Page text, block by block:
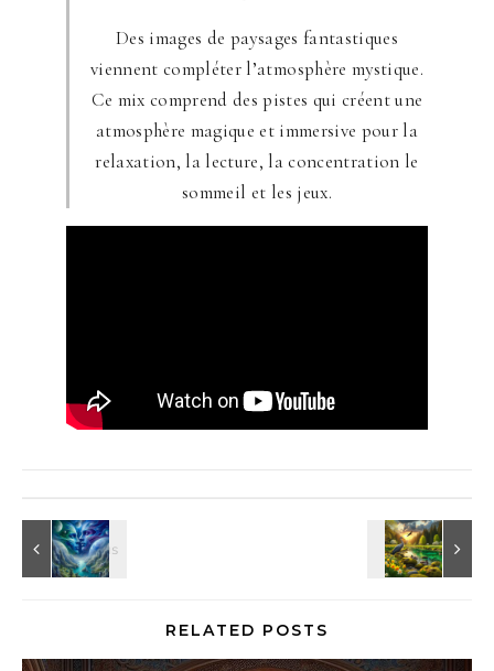
Des images de paysages fantastiques
viennent compléter l’atmosphère mystique.
Ce mix comprend des pistes qui créent une
atmosphère magique et immersive pour la
relaxation, la lecture, la concentration le
sommeil et les jeux.
RELATED POSTS